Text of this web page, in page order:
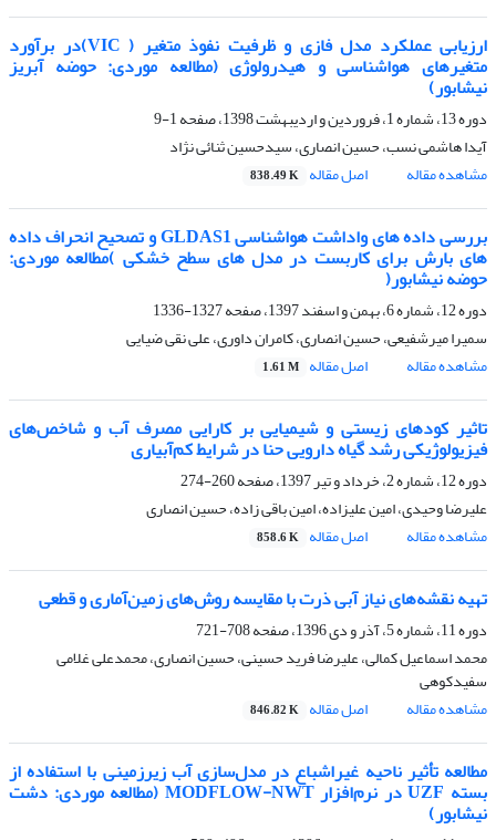
ارزیابی عملکرد مدل فازی و ظرفیت نفوذ متغیر ( VIC)در برآورد
متغیرهای هواشناسی و هیدرولوژی (مطالعه موردی: حوضه آبریز
نیشابور)
دوره 13، شماره 1، فروردین و اردیبهشت 1398، صفحه
1-9
آیدا هاشمی نسب، حسین انصاری، سیدحسین ثنائی نژاد
مشاهده مقاله
اصل مقاله 838.49 K
بررسی داده های واداشت هواشناسی GLDAS1 و تصحیح انحراف داده
های بارش برای کاربست در مدل های سطح خشکی )مطالعه موردی:
حوضه نیشابور(
دوره 12، شماره 6، بهمن و اسفند 1397، صفحه
1327-1336
سمیرا میرشفیعی، حسین انصاری، کامران داوری، علی نقی ضیایی
مشاهده مقاله
اصل مقاله 1.61 M
تاثیر کودهای زیستی و شیمیایی بر کارایی مصرف آب و شاخص‌های
فیزیولوژیکی رشد گیاه دارویی حنا در شرایط کم‌آبیاری
دوره 12، شماره 2، خرداد و تیر 1397، صفحه
260-274
علیرضا وحیدی، امین علیزاده، امین باقی زاده، حسین انصاری
مشاهده مقاله
اصل مقاله 858.6 K
تهیه نقشه‌های نیاز آبی ذرت با مقایسه روش‌های زمین‌آماری و قطعی
دوره 11، شماره 5، آذر و دی 1396، صفحه
708-721
محمد اسماعیل کمالی، علیرضا فرید حسینی، حسین انصاری، محمدعلی غلامی
سفیدکوهی
مشاهده مقاله
اصل مقاله 846.82 K
مطالعه تأثیر ناحیه غیراشباع در مدل‌سازی آب زیرزمینی با استفاده از
بسته UZF در نرم‌افزار MODFLOW-NWT (مطالعه موردی: دشت
نیشابور)